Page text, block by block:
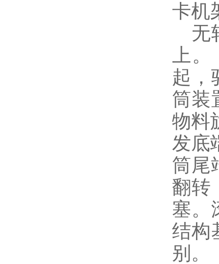
卡机
无
上
起，
筒装
物料
发底
筒尾
翻转
塞。
结构
别。